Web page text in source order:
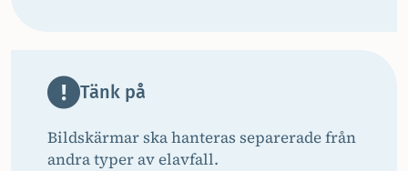
Tänk på
Bildskärmar ska hanteras separerade från
andra typer av elavfall.